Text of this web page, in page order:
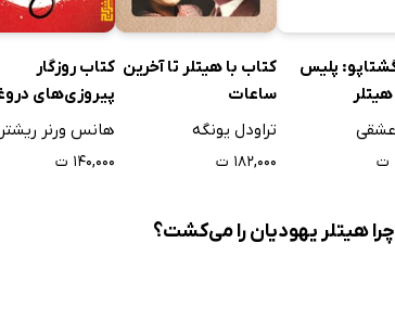
پلیس
کتاب با هیتلر تا آخرین
ساعات
تراودل یونگه
۱۸۲,۰۰۰ ت
کتاب روزگار
پیروزی‌های
هانس ورنر ریشتر
۱۴۰,۰۰۰ ت
هیتلر یهودیان را می‌کشت؟